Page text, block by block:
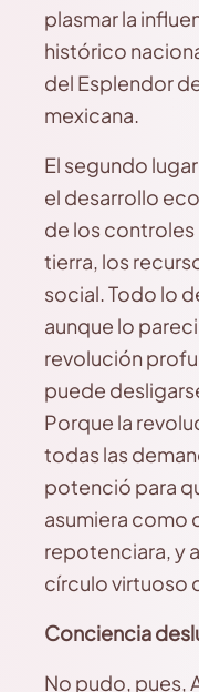
plasmar la
histórico
del Esplendor
mexicana.
El segundo
el desarrollo
de los controles
tierra, los
social. Todo lo
aunque lo
revolución
puede
Porque la
todas las
potenció para
asumiera como
repotenciara, y
círculo virtuoso
Conciencia
No pudo, pues,